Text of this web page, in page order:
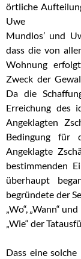
örtliche
Uwe
Mundlos’ und
dass die von
Wohnung
Zweck der
Da die
Erreichung des
Angeklagten
Bedingung für
Angeklagte
bestimmenden
überhaupt
begründete der
„Wo“, „Wann“ und
„Wie“ der
Dass eine